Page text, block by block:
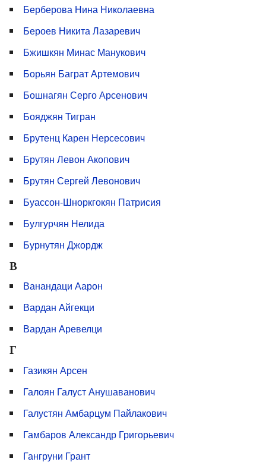
Берберова Нина Николаевна
Бероев Никита Лазаревич
Бжишкян Минас Манукович
Борьян Баграт Артемович
Бошнагян Серго Арсенович
Бояджян Тигран
Брутенц Карен Нерсесович
Брутян Левон Акопович
Брутян Сергей Левонович
Буассон-Шноркгокян Патрисия
Булгурчян Нелида
Бурнутян Джордж
В
Ванандаци Аарон
Вардан Айгекци
Вардан Аревелци
Г
Газикян Арсен
Галоян Галуст Анушаванович
Галустян Амбарцум Пайлакович
Гамбаров Александр Григорьевич
Гангруни Грант